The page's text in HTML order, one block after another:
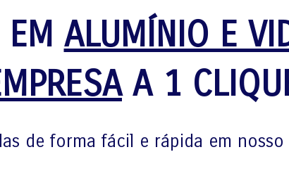
EM ALUMÍNIO E
A 1
de forma fácil e rápida em nosso